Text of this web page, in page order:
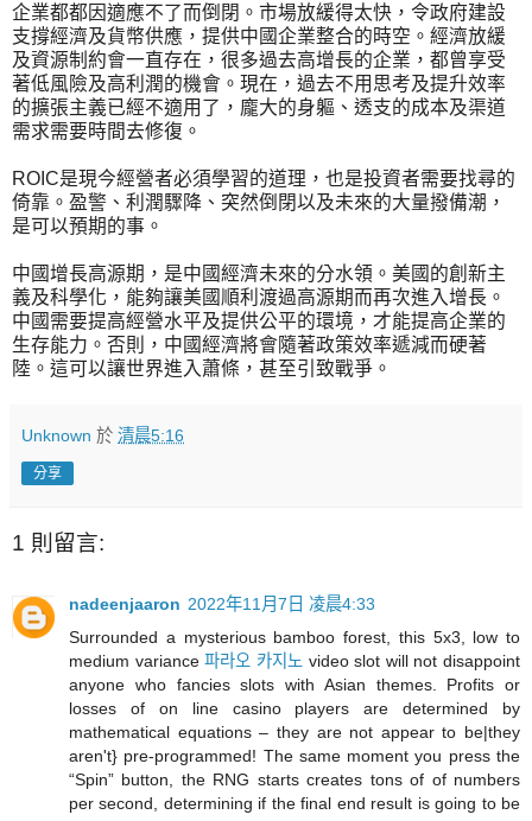
企業都都因適應不了而倒閉。市場放緩得太快，令政府建設
支撐經濟及貨幣供應，提供中國企業整合的時空。經濟放緩
及資源制約會一直存在，很多過去高增長的企業，都曾享受
著低風險及高利潤的機會。現在，過去不用思考及提升效率
的擴張主義已經不適用了，龐大的身軀、透支的成本及渠道
需求需要時間去修復。
ROIC是現今經營者必須學習的道理，也是投資者需要找尋的
倚靠。盈警、利潤驟降、突然倒閉以及未來的大量撥備潮，
是可以預期的事。
中國增長高源期，是中國經濟未來的分水領。美國的創新主
義及科學化，能夠讓美國順利渡過高源期而再次進入增長。
中國需要提高經營水平及提供公平的環境，才能提高企業的
生存能力。否則，中國經濟將會隨著政策效率遞減而硬著
陸。這可以讓世界進入蕭條，甚至引致戰爭。
Unknown 於 清晨5:16
分享
1 則留言:
nadeenjaaron 2022年11月7日 凌晨4:33
Surrounded a mysterious bamboo forest, this 5x3, low to
medium variance파라오 카지노 video slot will not disappoint
anyone who fancies slots with Asian themes. Profits or
losses of on line casino players are determined by
mathematical equations – they are not appear to be|they
aren't} pre-programmed! The same moment you press the
“Spin” button, the RNG starts creates tons of of numbers
per second, determining if the final end result is going to be